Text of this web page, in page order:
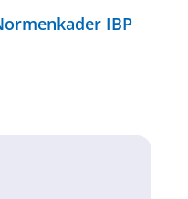
IBP